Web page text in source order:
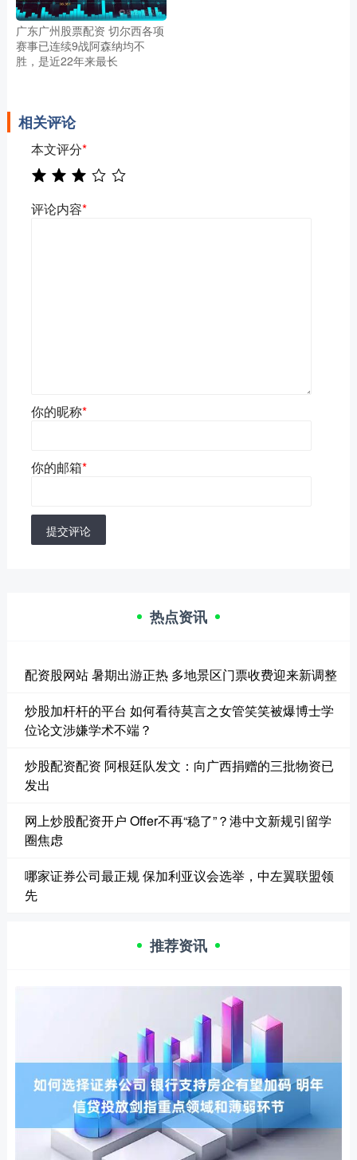
广东广州股票配资 切尔西各项
赛事已连续9战阿森纳均不
胜，是近22年来最长
相关评论
本文评分*
评论内容*
你的昵称*
你的邮箱*
提交评论
热点资讯
配资股网站 暑期出游正热 多地景区门票收费迎来新调整
炒股加杆杆的平台 如何看待莫言之女管笑笑被爆博士学
位论文涉嫌学术不端？
炒股配资配资 阿根廷队发文：向广西捐赠的三批物资已
发出
网上炒股配资开户 Offer不再“稳了”？港中文新规引留学
圈焦虑
哪家证券公司最正规 保加利亚议会选举，中左翼联盟领
先
推荐资讯